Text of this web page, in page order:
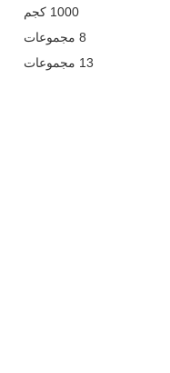
1000 كجم
8 مجموعات
13 مجموعات